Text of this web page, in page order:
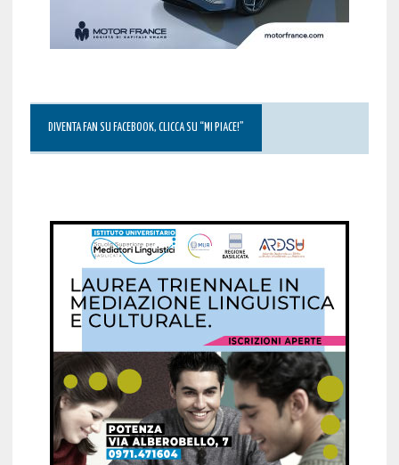
DIVENTA FAN SU FACEBOOK, CLICCA SU “MI PIACE!”